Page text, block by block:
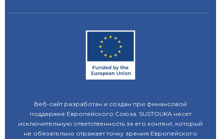
Веб-сайт разработан и создан при финансовой
поддержке Европейского Союза. SUSTOUKA несет
исключительную ответственность за его контент, который
не обязательно отражает точку зрения Европейского